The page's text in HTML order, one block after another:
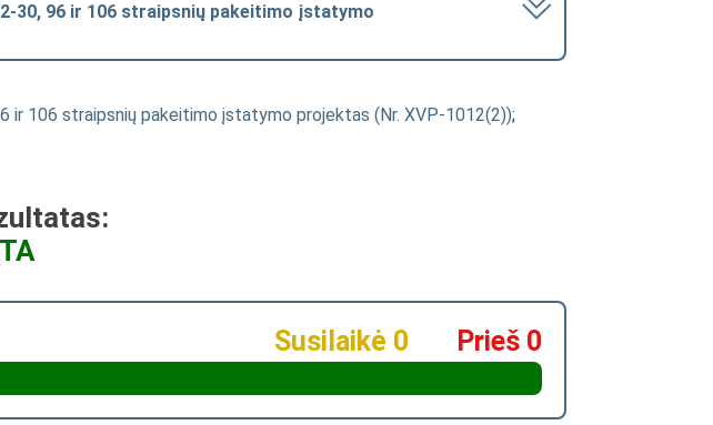
30, 96 ir 106 straipsnių pakeitimo įstatymo
ir 106 straipsnių pakeitimo įstatymo projektas (Nr. XVP-1012(2));
Prieš 0
Susilaikė 0